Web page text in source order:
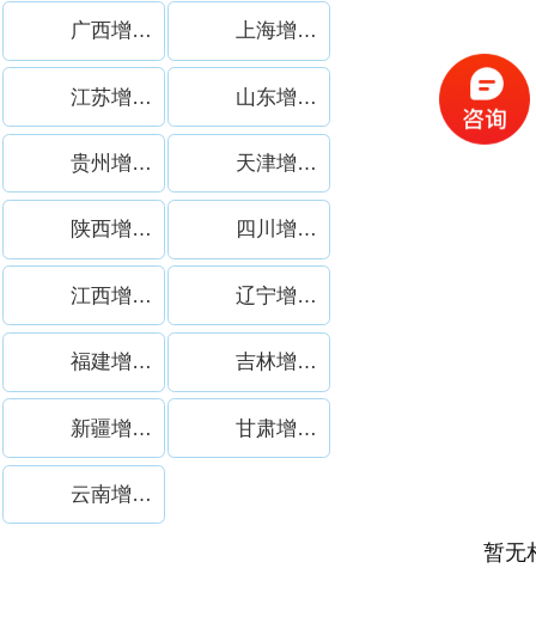
广西增稠剂 上海增稠剂
江苏增稠剂 山东增稠剂
贵州增稠剂 天津增稠剂
陕西增稠剂 四川增稠剂
江西增稠剂 辽宁增稠剂
福建增稠剂 吉林增稠剂
新疆增稠剂 甘肃增稠剂
云南增稠剂
暂无